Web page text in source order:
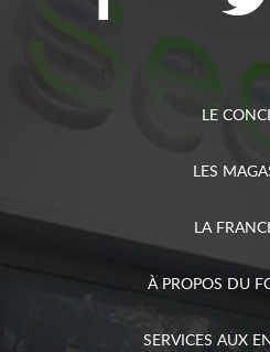
LE
LES
LA
À PROPOS DU
SERVICES AUX